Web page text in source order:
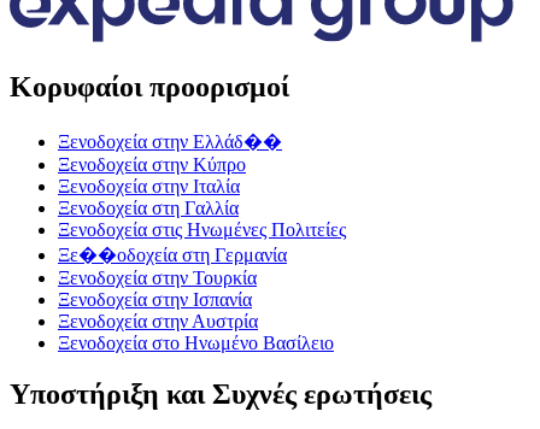
Κορυφαίοι προορισμοί
Ξενοδοχεία στην Ελλάδ��
Ξενοδοχεία στην Κύπρο
Ξενοδοχεία στην Ιταλία
Ξενοδοχεία στη Γαλλία
Ξενοδοχεία στις Ηνωμένες Πολιτείες
Ξε��οδοχεία στη Γερμανία
Ξενοδοχεία στην Τουρκία
Ξενοδοχεία στην Ισπανία
Ξενοδοχεία στην Αυστρία
Ξενοδοχεία στο Ηνωμένο Βασίλειο
Υποστήριξη και Συχνές ερωτήσεις